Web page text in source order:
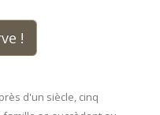
!
d'un siècle, cinq